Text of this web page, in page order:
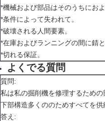
*機械および部品はそのうちにお
*条件によって失われて。
*破壊される人間要素。
*在庫およびランニングの間に錆
*切れる保証。
よくでる質問
質問:
私は私の掘削機を修理するため
下部構造多くののためすべてを供
答え: